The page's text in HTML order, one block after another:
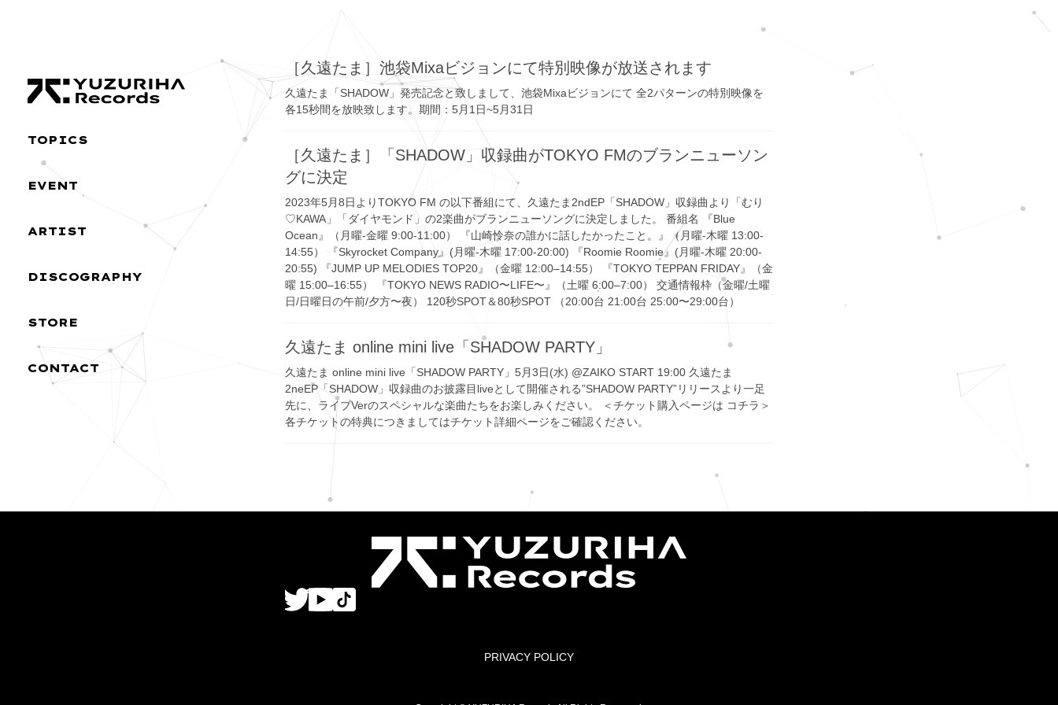
［久遠たま］池袋Mixaビジョンにて特別映像が放送されます
久遠たま「SHADOW」発売記念と致しまして、池袋Mixaビジョンにて 全2パターンの特別映像を
各15秒間を放映致します。期間：5月1日~5月31日
［久遠たま］「SHADOW」収録曲がTOKYO FMのブランニューソン
グに決定
2023年5月8日よりTOKYO FM の以下番組にて、久遠たま2ndEP「SHADOW」収録曲より「むり
♡KAWA」「ダイヤモンド」の2楽曲がブランニューソングに決定しました。 番組名 『Blue
Ocean』（月曜-金曜 9:00-11:00） 『山崎怜奈の誰かに話したかったこと。』（月曜-木曜 13:00-
14:55） 『Skyrocket Company』(月曜-木曜 17:00-20:00) 『Roomie Roomie』(月曜-木曜 20:00-
20:55) 『JUMP UP MELODIES TOP20』（金曜 12:00–14:55） 『TOKYO TEPPAN FRIDAY』（金
曜 15:00–16:55） 『TOKYO NEWS RADIO〜LIFE〜』（土曜 6:00–7:00） 交通情報枠（金曜/土曜
日/日曜日の午前/夕方〜夜） 120秒SPOT＆80秒SPOT （20:00台 21:00台 25:00〜29:00台）
久遠たま online mini live「SHADOW PARTY」
久遠たま online mini live「SHADOW PARTY」5月3日(水) @ZAIKO START 19:00 久遠たま
2neEP「SHADOW」収録曲のお披露目liveとして開催される”SHADOW PARTY”リリースより一足
先に、ライブVerのスペシャルな楽曲たちをお楽しみください。 ＜チケット購入ページは コチラ＞
各チケットの特典につきましてはチケット詳細ページをご確認ください。
TOPICS
EVENT
ARTIST
DISCOGRAPHY
STORE
CONTACT
PRIVACY POLICY